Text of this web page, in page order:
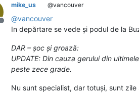
Deconectat
mike_us @vancouver
@vancouver
In depărtare se vede și podul de la
DAR – șoc și groază:
UPDATE: Din cauza gerului din
peste zece grade.
Nu sunt specialist, dar totuși, sunt